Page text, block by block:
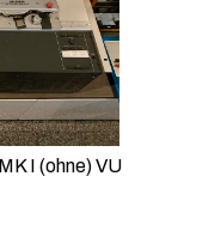
I (ohne) VU